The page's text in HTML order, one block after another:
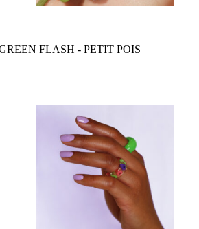
FLASH - PETIT POIS